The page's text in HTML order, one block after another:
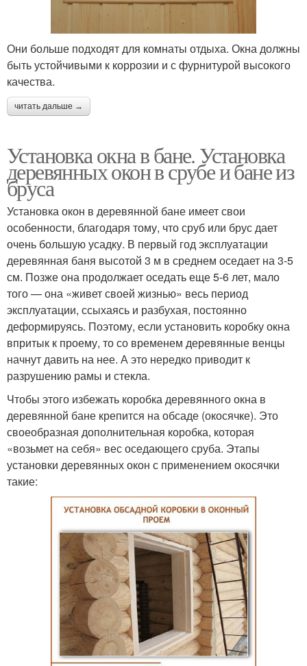
Они больше подходят для комнаты отдыха. Окна должны
быть устойчивыми к коррозии и с фурнитурой высокого
качества.
читать дальше →
Установка окна в бане. Установка
деревянных окон в срубе и бане из
бруса
Установка окон в деревянной бане имеет свои
особенности, благодаря тому, что сруб или брус дает
очень большую усадку. В первый год эксплуатации
деревянная баня высотой 3 м в среднем оседает на 3-5
см. Позже она продолжает оседать еще 5-6 лет, мало
того — она «живет своей жизнью» весь период
эксплуатации, ссыхаясь и разбухая, постоянно
деформируясь. Поэтому, если установить коробку окна
впритык к проему, то со временем деревянные венцы
начнут давить на нее. А это нередко приводит к
разрушению рамы и стекла.
Чтобы этого избежать коробка деревянного окна в
деревянной бане крепится на обсаде (окосячке). Это
своеобразная дополнительная коробка, которая
«возьмет на себя» вес оседающего сруба. Этапы
установки деревянных окон с применением окосячки
такие: